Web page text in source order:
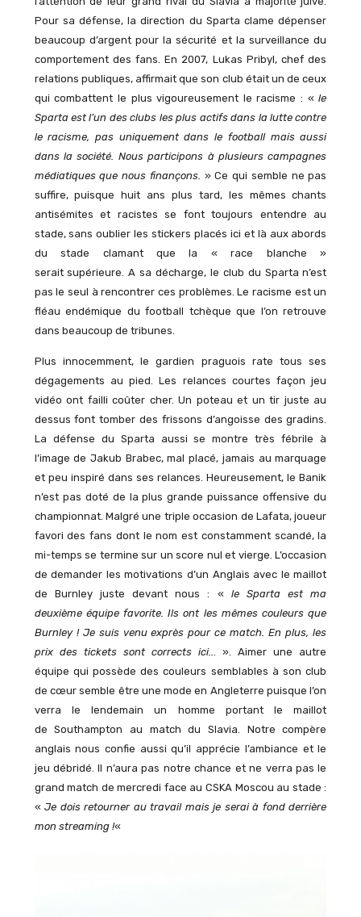
Pour sa défense, la direction du Sparta clame dépenser
beaucoup d’argent pour la sécurité et la surveillance du
comportement des fans. En 2007, Lukas Pribyl, chef des
relations publiques, affirmait que son club était un de ceux
qui combattent le plus vigoureusement le racisme : «le
Sparta est l’un des clubs les plus actifs dans la lutte contre
le racisme, pas uniquement dans le football mais aussi
dans la société. Nous participons à plusieurs campagnes
médiatiques que nous finançons. » Ce qui semble ne pas
suffire, puisque huit ans plus tard, les mêmes chants
antisémites et racistes se font toujours entendre au
stade, sans oublier les stickers placés ici et là aux abords
du stade clamant que la « race blanche »
serait supérieure. A sa décharge, le club du Sparta n’est
pas le seul à rencontrer ces problèmes. Le racisme est un
fléau endémique du football tchèque que l’on retrouve
dans beaucoup de tribunes.
Plus innocemment, le gardien praguois rate tous ses
dégagements au pied. Les relances courtes façon jeu
vidéo ont failli coûter cher. Un poteau et un tir juste au
dessus font tomber des frissons d’angoisse des gradins.
La défense du Sparta aussi se montre très fébrile à
l’image de Jakub Brabec, mal placé, jamais au marquage
et peu inspiré dans ses relances. Heureusement, le Banik
n’est pas doté de la plus grande puissance offensive du
championnat. Malgré une triple occasion de Lafata, joueur
favori des fans dont le nom est constamment scandé, la
mi-temps se termine sur un score nul et vierge. L’occasion
de demander les motivations d’un Anglais avec le maillot
de Burnley juste devant nous : « le Sparta est ma
deuxième équipe favorite. Ils ont les mêmes couleurs que
Burnley ! Je suis venu exprès pour ce match. En plus, les
prix des tickets sont corrects ici... ». Aimer une autre
équipe qui possède des couleurs semblables à son club
de cœur semble être une mode en Angleterre puisque l’on
verra le lendemain un homme portant le maillot
de Southampton au match du Slavia. Notre compère
anglais nous confie aussi qu’il apprécie l’ambiance et le
jeu débridé. Il n’aura pas notre chance et ne verra pas le
grand match de mercredi face au CSKA Moscou au stade :
«Je dois retourner au travail mais je serai à fond derrière
mon streaming !«